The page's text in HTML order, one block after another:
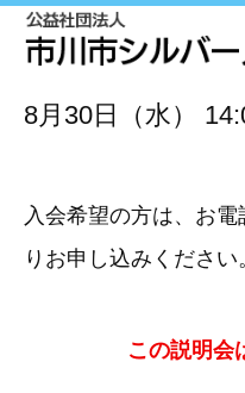
8月30日（水）
入会希望の方は、お
りお申し込みください
この説明会